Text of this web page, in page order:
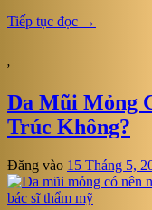
Tiếp tục đọc →
,
Da Mũi Mỏng
Trúc Không?
Đăng vào 15 Tháng 5,